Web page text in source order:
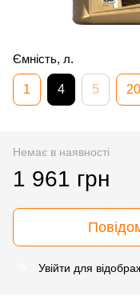
Ємність, л.
1 4 5 20
Немає в наявності
1 961 грн
Увійти для